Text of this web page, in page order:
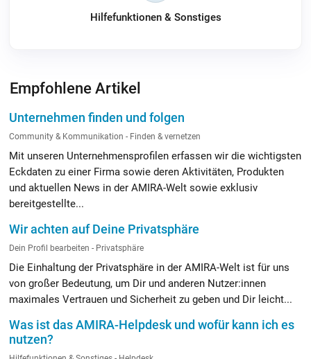
Hilfefunktionen & Sonstiges
Empfohlene Artikel
Unternehmen finden und folgen
Community & Kommunikation - Finden & vernetzen
Mit unseren Unternehmensprofilen erfassen wir die wichtigsten
Eckdaten zu einer Firma sowie deren Aktivitäten, Produkten
und aktuellen News in der AMIRA-Welt sowie exklusiv
bereitgestellte...
Wir achten auf Deine Privatsphäre
Dein Profil bearbeiten - Privatsphäre
Die Einhaltung der Privatsphäre in der AMIRA-Welt ist für uns
von großer Bedeutung, um Dir und anderen Nutzer:innen
maximales Vertrauen und Sicherheit zu geben und Dir leicht...
Was ist das AMIRA-Helpdesk und wofür kann ich es
nutzen?